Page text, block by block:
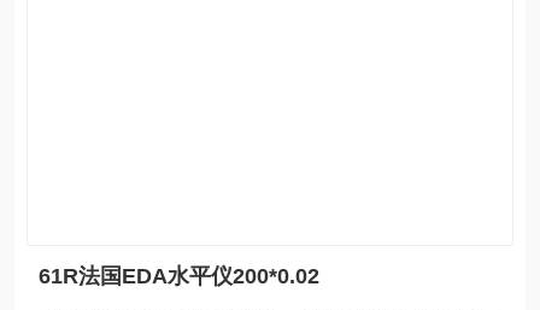
61R法国EDA水平仪200*0.02